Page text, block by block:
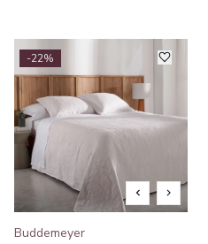
-22%
Buddemeyer